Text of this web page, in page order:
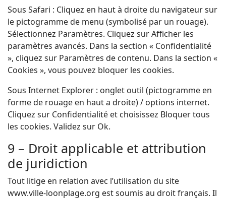
Sous Safari : Cliquez en haut à droite du navigateur sur
le pictogramme de menu (symbolisé par un rouage).
Sélectionnez Paramètres. Cliquez sur Afficher les
paramètres avancés. Dans la section « Confidentialité
», cliquez sur Paramètres de contenu. Dans la section «
Cookies », vous pouvez bloquer les cookies.
Sous Internet Explorer : onglet outil (pictogramme en
forme de rouage en haut a droite) / options internet.
Cliquez sur Confidentialité et choisissez Bloquer tous
les cookies. Validez sur Ok.
9 – Droit applicable et attribution
de juridiction
Tout litige en relation avec l’utilisation du site
www.ville-loonplage.org est soumis au droit français. Il